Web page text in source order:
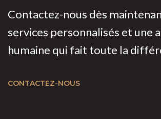
Contactez-nous dès
services personnalisés et une
humaine qui fait toute la
CONTACTEZ-NOUS